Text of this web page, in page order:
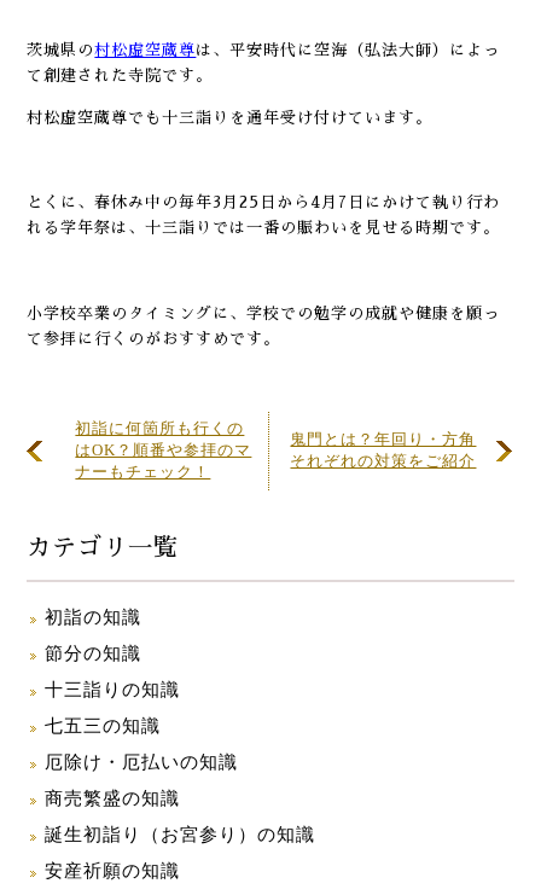
茨城県の村松虚空蔵尊は、平安時代に空海（弘法大師）によっ
て創建された寺院です。
村松虚空蔵尊でも十三詣りを通年受け付けています。
とくに、春休み中の毎年3月25日から4月7日にかけて執り行わ
れる学年祭は、十三詣りでは一番の賑わいを見せる時期です。
小学校卒業のタイミングに、学校での勉学の成就や健康を願っ
て参拝に行くのがおすすめです。
初詣に何箇所も行くの
はOK？順番や参拝のマ
ナーもチェック！
鬼門とは？年回り・方角
それぞれの対策をご紹介
カテゴリ一覧
初詣の知識
節分の知識
十三詣りの知識
七五三の知識
厄除け・厄払いの知識
商売繁盛の知識
誕生初詣り（お宮参り）の知識
安産祈願の知識